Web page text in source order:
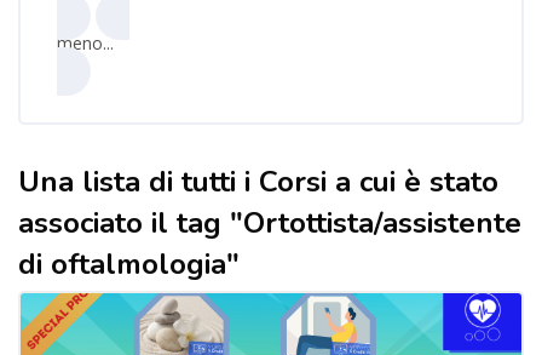
meno...
Una lista di tutti i Corsi a cui è stato
associato il tag "Ortottista/assistente
di oftalmologia"